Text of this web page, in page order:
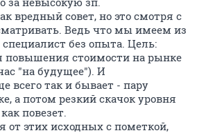
вредный совет, но это смотря с
Ведь что мы имеем из
без опыта. Цель:
повышения стоимости на рынке
"на будущее"). И
всего так и бывает - пару
а потом резкий скачок уровня
повезет.
от этих исходных с пометкой,